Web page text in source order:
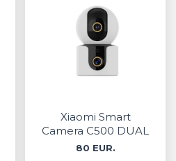
Xiaomi Smart
Camera C500 DUAL
80 EUR.